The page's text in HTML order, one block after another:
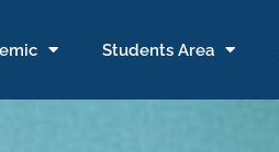
Students Area